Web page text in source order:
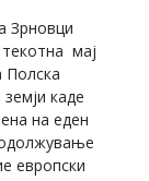
Зрновци
мај
Полска
каде
на еден
европски